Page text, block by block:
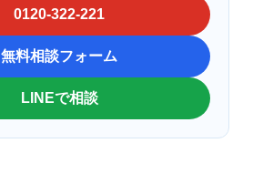
0120-322-221
無料相談フォーム
LINEで相談